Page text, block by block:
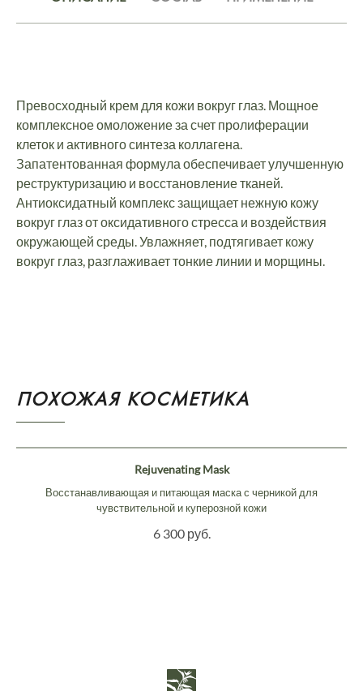
Превосходный крем для кожи вокруг глаз. Мощное
комплексное омоложение за счет пролиферации
клеток и активного синтеза коллагена.
Запатентованная формула обеспечивает улучшенную
реструктуризацию и восстановление тканей.
Антиоксидатный комплекс защищает нежную кожу
вокруг глаз от оксидативного стресса и воздействия
окружающей среды. Увлажняет, подтягивает кожу
вокруг глаз, разглаживает тонкие линии и морщины.
ПОХОЖАЯ КОСМЕТИКА
Rejuvenating Mask
Восстанавливающая и питающая маска с черникой для
чувствительной и куперозной кожи
6 300 руб.